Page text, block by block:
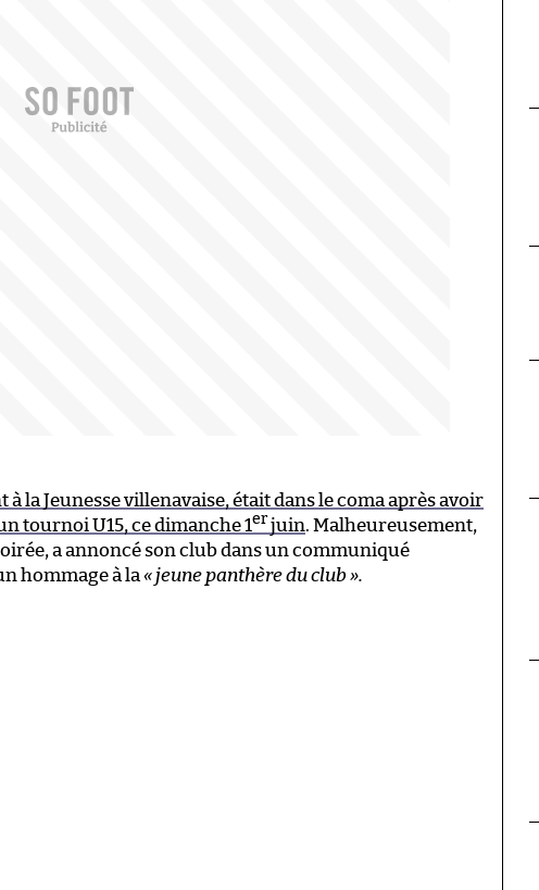
la Jeunesse villenavaise, était dans le coma après avoir
tournoi U15, ce dimanche 1er juin. Malheureusement,
a annoncé son club dans un communiqué
hommage à la « jeune panthère du club ».